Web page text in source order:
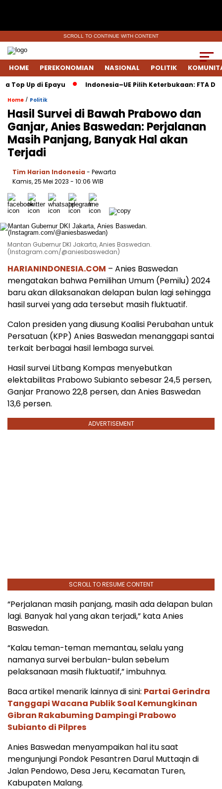
SCROLL TO CONTINUE WITH CONTENT
HOME PEREKONOMIAN NASIONAL POLITIK
Up di Epayu Indonesia–UE Pilih Keterbukaan: FTA
Home / Politik
Hasil Survei di Bawah Prabowo dan
Ganjar, Anies Baswedan: Perjalanan
Masih Panjang, Banyak Hal akan
Terjadi
Tim Harian Indonesia - Pewarta
Kamis, 25 Mei 2023 - 10:06 WIB
Mantan Gubernur DKI Jakarta, Anies Baswedan.
(Instagram.com/@aniesbaswedan)
HARIANINDONESIA.COM – Anies Baswedan
mengatakan bahwa Pemilihan Umum (Pemilu) 2024
baru akan dilaksanakan delapan bulan lagi sehingga
hasil survei yang ada tersebut masih fluktuatif.
Calon presiden yang diusung Koalisi Perubahan untuk
Persatuan (KPP) Anies Baswedan menanggapi santai
terkait berbagai hasil lembaga survei.
Hasil survei Litbang Kompas menyebutkan
elektabilitas Prabowo Subianto sebesar 24,5 persen,
Ganjar Pranowo 22,8 persen, dan Anies Baswedan
13,6 persen.
ADVERTISEMENT
SCROLL TO RESUME CONTENT
“Perjalanan masih panjang, masih ada delapan bulan
lagi. Banyak hal yang akan terjadi,” kata Anies
Baswedan.
“Kalau teman-teman memantau, selalu yang
namanya survei berbulan-bulan sebelum
pelaksanaan masih fluktuatif,” imbuhnya.
Baca artikel menarik lainnya di sini: Partai Gerindra
Tanggapi Wacana Publik Soal Kemungkinan
Gibran Rakabuming Dampingi Prabowo
Subianto di Pilpres
Anies Baswedan menyampaikan hal itu saat
mengunjungi Pondok Pesantren Darul Muttaqin di
Jalan Pendowo, Desa Jeru, Kecamatan Turen,
Kabupaten Malang.